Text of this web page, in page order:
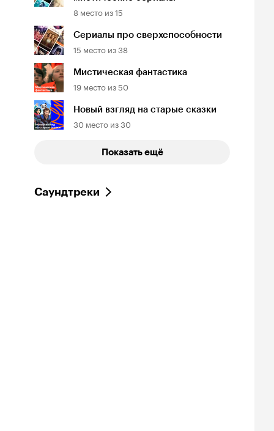
Кинопоиска
7.4
Кинопоиска
8 место из15
Сериалы про сверхспособности
15 место из38
Мистическая фантастика
19 место из 50
Новый взгляд на старые сказки
30 место из30
Показать ещё
Саундтреки